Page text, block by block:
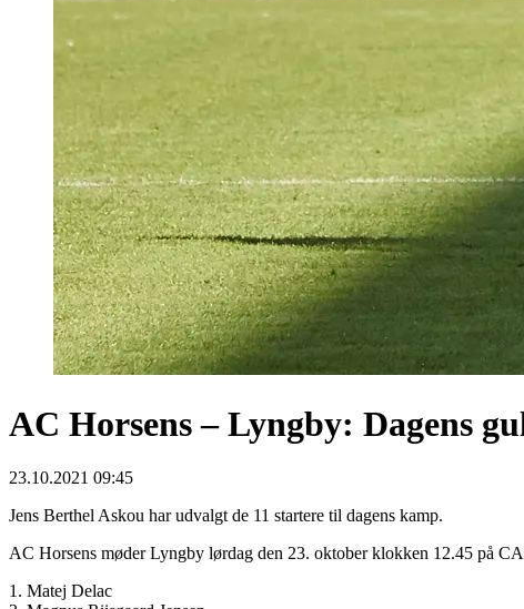
AC Horsens – Lyngby: Dagens
23.10.2021 09:45
Jens Berthel Askou har udvalgt de 11 startere til dagens kamp.
AC Horsens møder Lyngby lørdag den 23. oktober klokken 12.45 på
1. Matej Delac